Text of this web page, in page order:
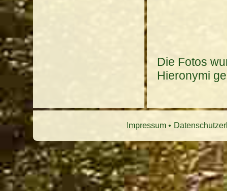
Die Fotos
Hieronymi
Impressum